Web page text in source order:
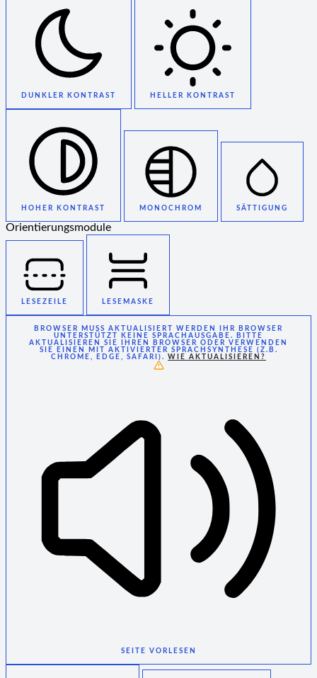
DUNKLER KONTRAST HELLER KONTRAST
HOHER KONTRAST MONOCHROM SÄTTIGUNG
Orientierungsmodule
LESEZEILE LESEMASKE
BROWSER MUSS AKTUALISIERT WERDEN
IHR BROWSER
UNTERSTÜTZT KEINE SPRACHAUSGABE. BITTE
AKTUALISIEREN SIE IHREN BROWSER ODER VERWENDEN
SIE EINEN MIT AKTIVIERTER SPRACHSYNTHESE (Z.B.
CHROME, EDGE, SAFARI). WIE AKTUALISIEREN?
SEITE VORLESEN